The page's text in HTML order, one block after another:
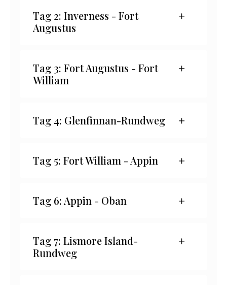
Tag 2: Inverness - Fort
Augustus
Tag 3: Fort Augustus - Fort
William
Tag 4: Glenfinnan-Rundweg
Tag 5: Fort William - Appin
Tag 6: Appin - Oban
Tag 7: Lismore Island-
Rundweg